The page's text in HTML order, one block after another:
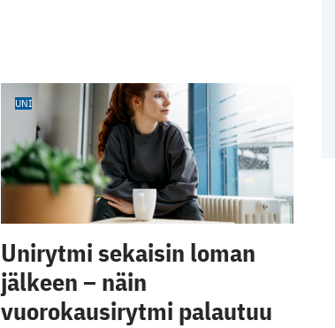
UNI
Unirytmi sekaisin loman
jälkeen – näin
vuorokausirytmi palautuu